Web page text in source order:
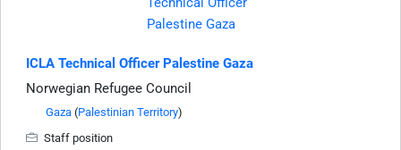
ICLA Technical Officer Palestine Gaza
Norwegian Refugee Council
Gaza (Palestinian Territory)
Staff position